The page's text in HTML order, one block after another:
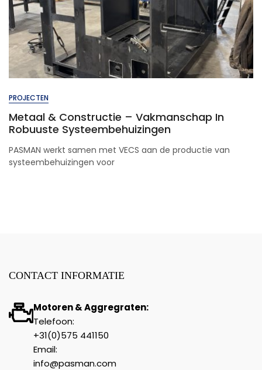
PROJECTEN
Metaal & Constructie – Vakmanschap In
Robuuste Systeembehuizingen
PASMAN werkt samen met VECS aan de productie van
systeembehuizingen voor
CONTACT INFORMATIE
Motoren & Aggregraten:
Telefoon:
+31(0)575 441150
Email:
info@pasman.com